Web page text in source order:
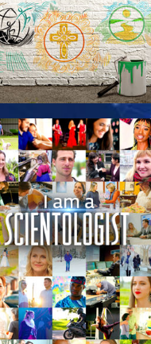
DÉCOUVRIR LES SÉRIES